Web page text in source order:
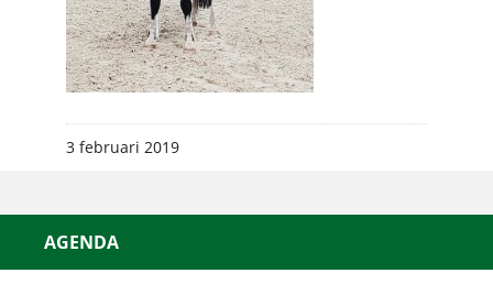
3 februari 2019
AGENDA